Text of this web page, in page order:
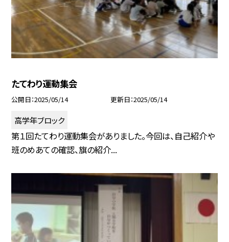
たてわり運動集会
公開日 2025/05/14 更新日 2025/05/14
高学年ブロック
第１回たてわり運動集会がありました。今回は、自己紹介や
班のめあての確認、旗の紹介...